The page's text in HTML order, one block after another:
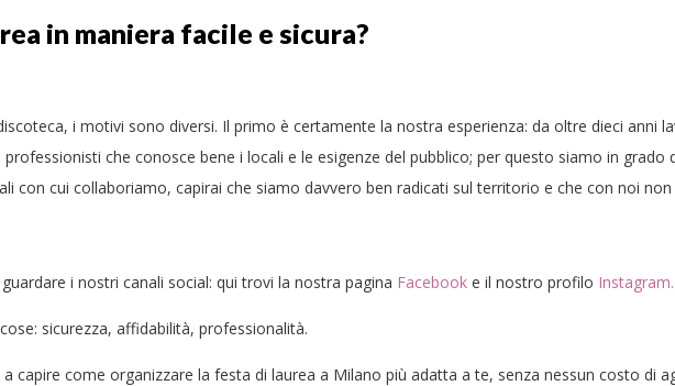
in maniera facile e sicura?
i motivi sono diversi. Il primo è certamente la nostra esperienza: da oltre dieci anni
che conosce bene i locali e le esigenze del pubblico; per questo siamo in grado
con cui collaboriamo, capirai che siamo davvero ben radicati sul territorio e che con noi
i nostri canali social: qui trovi la nostra pagina Facebook e il nostro profilo Instagram.
sicurezza, affidabilità, professionalità.
capire come organizzare la festa di laurea a Milano più adatta a te, senza nessun costo di